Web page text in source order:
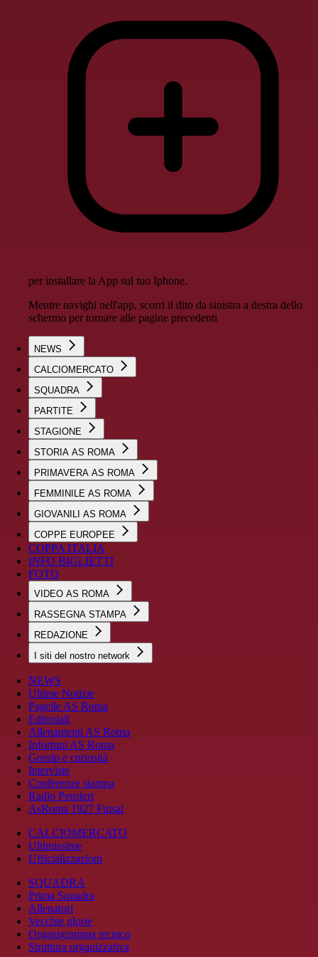
per installare la App sul tuo Iphone.
Mentre navighi nell'app, scorri il dito da sinistra a destra dello
schermo per tornare alle pagine precedenti
NEWS
CALCIOMERCATO
SQUADRA
PARTITE
STAGIONE
STORIA AS ROMA
PRIMAVERA AS ROMA
FEMMINILE AS ROMA
GIOVANILI AS ROMA
COPPE EUROPEE
COPPA ITALIA
INFO BIGLIETTI
FOTO
VIDEO AS ROMA
RASSEGNA STAMPA
REDAZIONE
I siti del nostro network
NEWS
Ultime Notizie
Pagelle AS Roma
Editoriali
Allenamenti AS Roma
Infortuni AS Roma
Gossip e curiosità
Interviste
Conferenze stampa
Radio Pensieri
AsRoma 1927 Futsal
CALCIOMERCATO
Ultimissime
Ufficializzazioni
SQUADRA
Prima Squadra
Allenatori
Vecchie glorie
Organigramma tecnico
Struttura organizzativa